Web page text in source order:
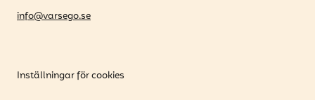
info@varsego.se
Inställningar för cookies